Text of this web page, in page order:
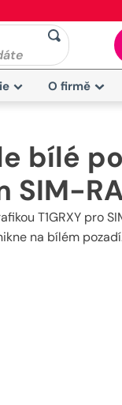
O firmě
bílé
SIM-
T1GRXY pro
na bílém